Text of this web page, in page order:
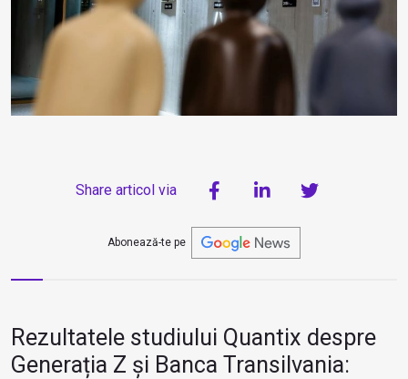
Share articol via
Abonează-te pe
Rezultatele studiului Quantix despre
Generația Z și Banca Transilvania: